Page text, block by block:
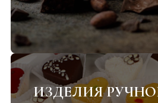
ИЗДЕЛИЯ